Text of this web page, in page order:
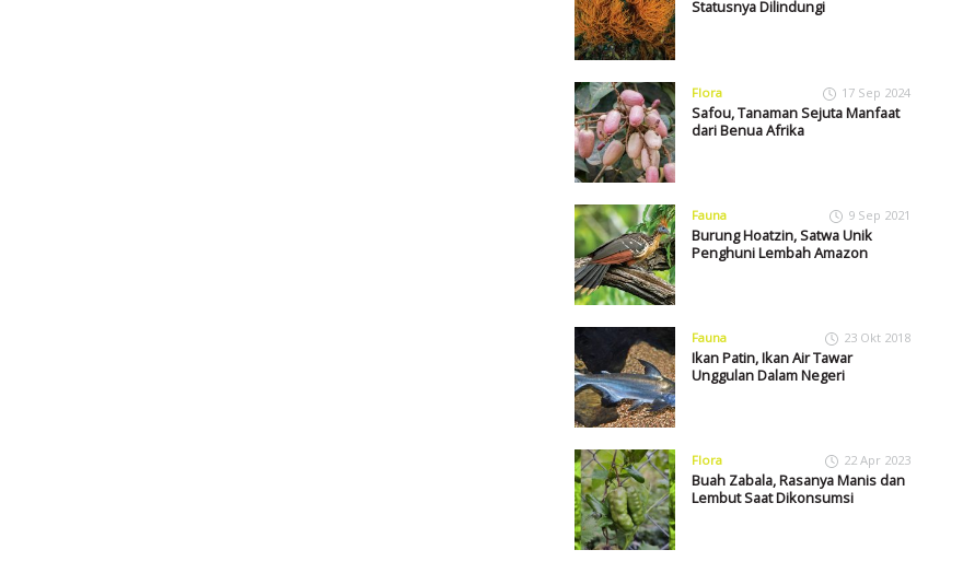
Statusnya Dilindungi
Flora 17 Sep 2024
Safou, Tanaman Sejuta Manfaat
dari Benua Afrika
Fauna 9 Sep 2021
Burung Hoatzin, Satwa Unik
Penghuni Lembah Amazon
Fauna 23 Okt 2018
Ikan Patin, Ikan Air Tawar
Unggulan Dalam Negeri
Flora 22 Apr 2023
Buah Zabala, Rasanya Manis dan
Lembut Saat Dikonsumsi